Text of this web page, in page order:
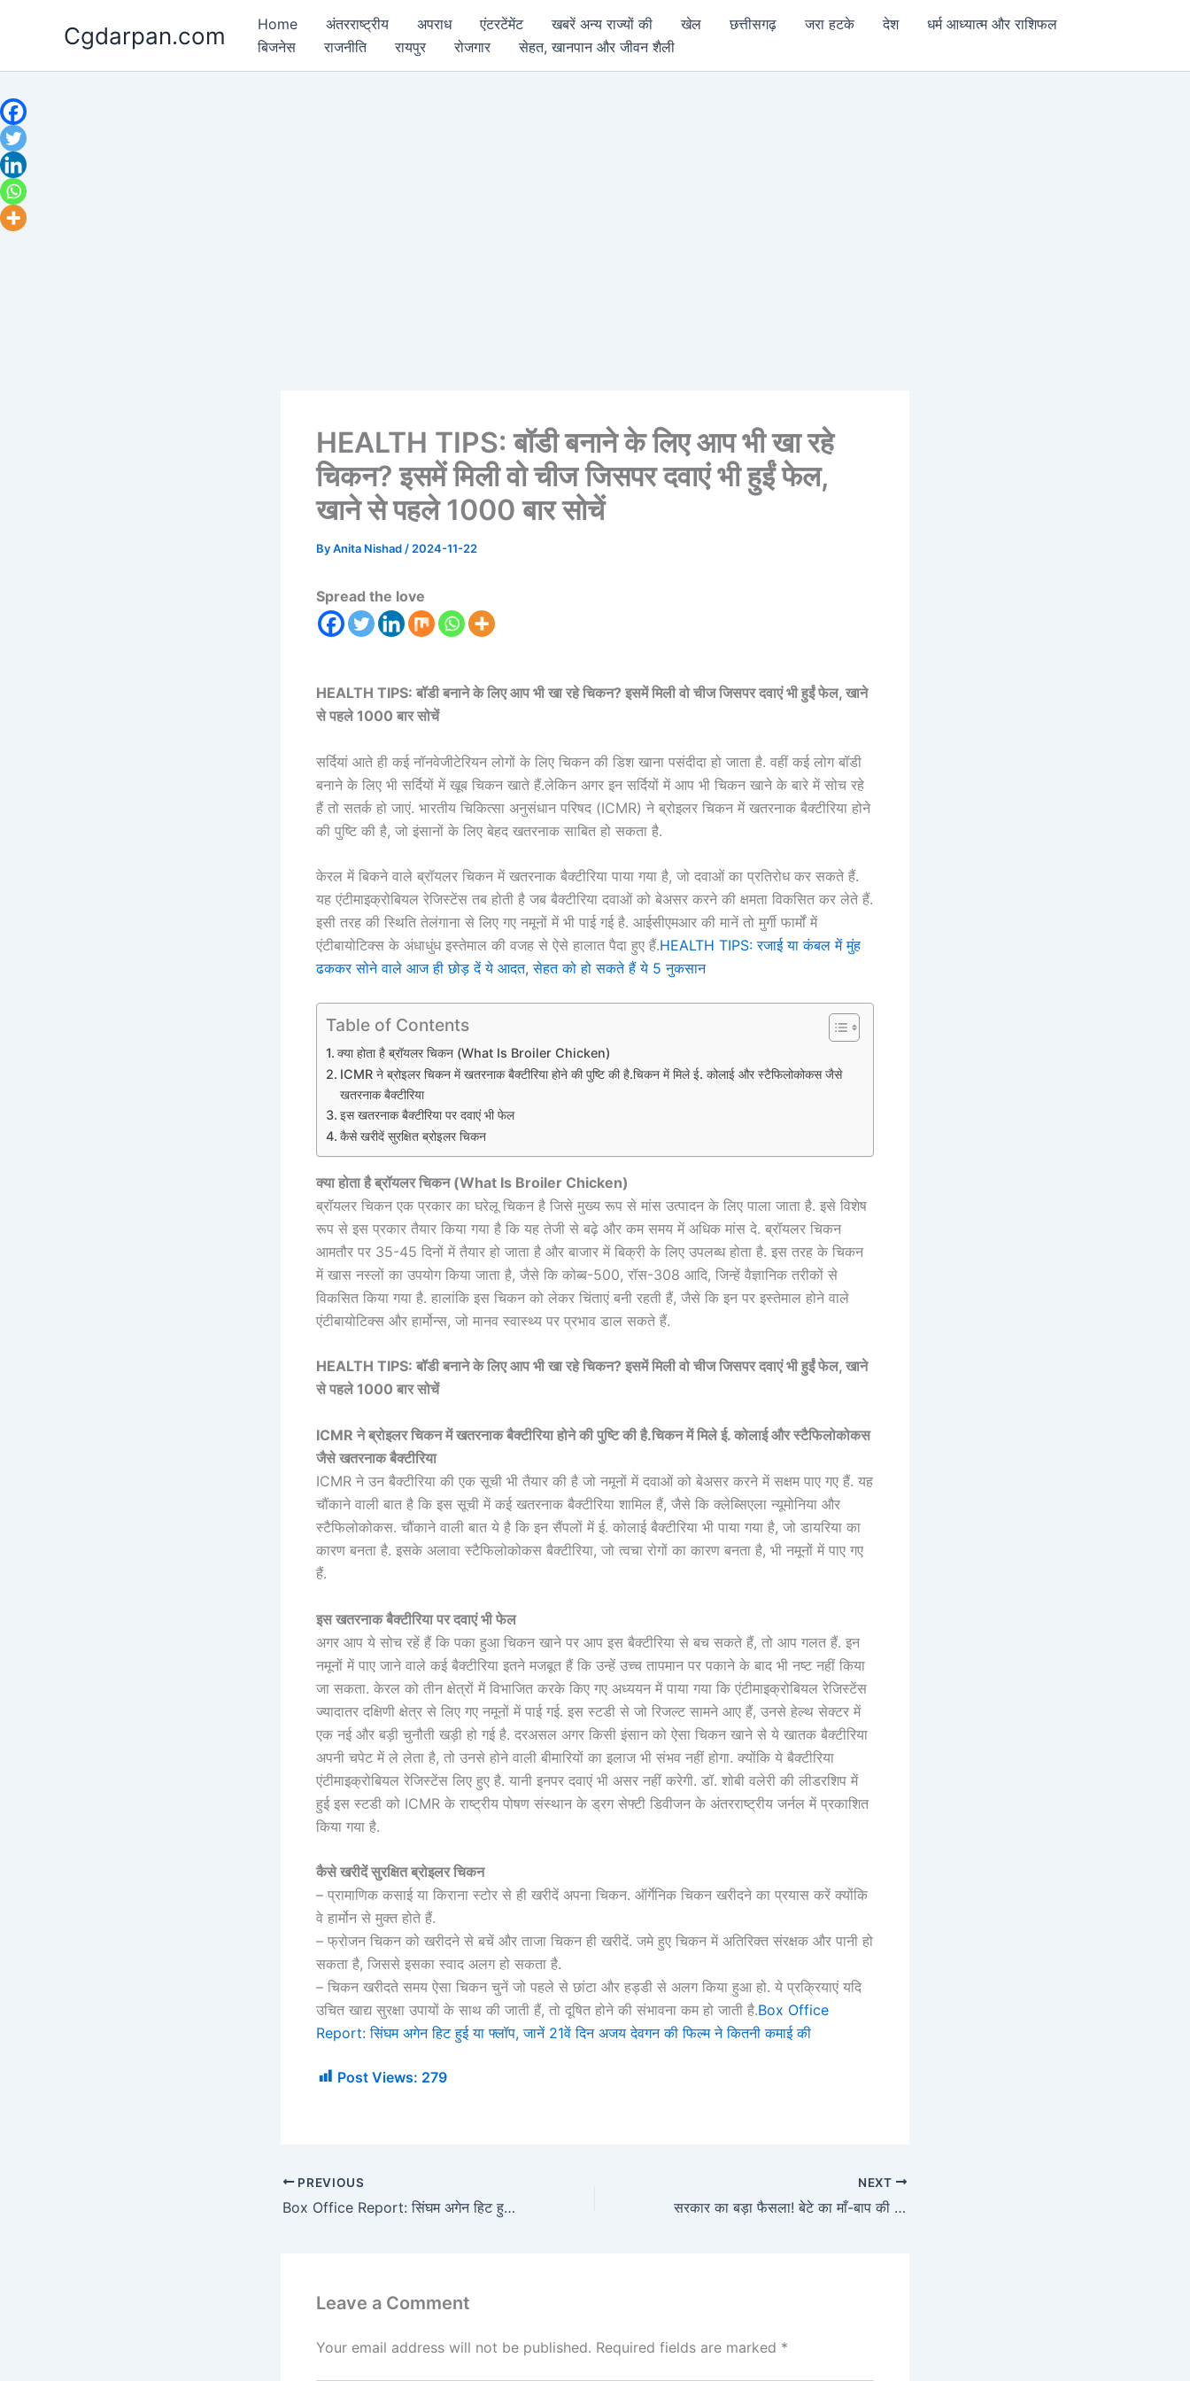
Cgdarpan.com Home अंतरराष्ट्रीय अपराध एंटरटेंमेंट खबरें अन्य राज्यों की खेल छत्तीसगढ़ जरा हटके देश
धर्म आध्यात्म और राशिफल
बिजनेस
राजनीति रायपुर रोजगार सेहत, खानपान और जीवन शैली
HEALTH TIPS: बॉडी बनाने के ल‍िए आप भी खा रहे
च‍िकन? इसमें म‍िली वो चीज ज‍िसपर दवाएं भी हुईं फेल,
खाने से पहले 1000 बार सोचें
ByAnita Nishad / 2024-11-22
Spread the love
HEALTH TIPS: बॉडी बनाने के ल‍िए आप भी खा रहे च‍िकन? इसमें म‍िली वो चीज ज‍िसपर दवाएं भी हुईं फेल, खाने
से पहले 1000 बार सोचें
सर्द‍ियां आते ही कई नॉनवेजीटेर‍ियन लोगों के लि‍ए च‍िकन की ड‍िश खाना पसंदीदा हो जाता है. वहीं कई लोग बॉडी
बनाने के लि‍ए भी सर्द‍ियों में खूब च‍िकन खाते हैं.लेकिन अगर इन सर्द‍ियों में आप भी च‍िकन खाने के बारे में सोच रहे
हैं तो सतर्क हो जाएं. भारतीय चिकित्सा अनुसंधान परिषद (ICMR) ने ब्रोइलर च‍िकन में खतरनाक बैक्‍टीरिया होने
की पुष्‍ट‍ि की है, जो इंसानों के लि‍ए बेहद खतरनाक साबित हो सकता है.
केरल में बिकने वाले ब्रॉयलर च‍िकन में खतरनाक बैक्टीरिया पाया गया है, जो दवाओं का प्रतिरोध कर सकते हैं.
यह एंटीमाइक्रोबियल रेजिस्टेंस तब होती है जब बैक्टीरिया दवाओं को बेअसर करने की क्षमता विकसित कर लेते हैं.
इसी तरह की स्थिति तेलंगाना से लिए गए नमूनों में भी पाई गई है. आईसीएमआर की मानें तो मुर्गी फार्मों में
एंटीबायोटिक्स के अंधाधुंध इस्‍तेमाल की वजह से ऐसे हालात पैदा हुए हैं.HEALTH TIPS: रजाई या कंबल में मुंह
ढककर सोने वाले आज ही छोड़ दें ये आदत, सेहत को हो सकते हैं ये 5 नुकसान
Table of Contents
क्‍या होता है ब्रॉयलर च‍िकन (What Is Broiler Chicken)
ICMR ने ब्रोइलर च‍िकन में खतरनाक बैक्‍टीरिया होने की पुष्‍ट‍ि की है.च‍िकन में म‍िले ई. कोलाई और स्टैफिलोकोकस जैसे
खतरनाक बैक्टीरिया
इस खतरनाक बैक्‍टीरिया पर दवाएं भी फेल
कैसे खरीदें सुरक्षित ब्रोइलर चिकन
क्‍या होता है ब्रॉयलर च‍िकन (What Is Broiler Chicken)
ब्रॉयलर चिकन एक प्रकार का घरेलू चिकन है जिसे मुख्य रूप से मांस उत्पादन के लिए पाला जाता है. इसे विशेष
रूप से इस प्रकार तैयार किया गया है कि यह तेजी से बढ़े और कम समय में अधिक मांस दे. ब्रॉयलर चिकन
आमतौर पर 35-45 दिनों में तैयार हो जाता है और बाजार में बिक्री के लिए उपलब्ध होता है. इस तरह के च‍िकन
में खास नस्लों का उपयोग किया जाता है, जैसे कि कोब्ब-500, रॉस-308 आदि, जिन्हें वैज्ञानिक तरीकों से
विकसित किया गया है. हालांकि इस चि‍कन को लेकर चिंताएं बनी रहती हैं, जैसे कि इन पर इस्तेमाल होने वाले
एंटीबायोटिक्स और हार्मोन्स, जो मानव स्वास्थ्य पर प्रभाव डाल सकते हैं.
HEALTH TIPS: बॉडी बनाने के ल‍िए आप भी खा रहे च‍िकन? इसमें म‍िली वो चीज ज‍िसपर दवाएं भी हुईं फेल, खाने
से पहले 1000 बार सोचें
ICMR ने ब्रोइलर च‍िकन में खतरनाक बैक्‍टीरिया होने की पुष्‍ट‍ि की है.च‍िकन में म‍िले ई. कोलाई और स्टैफिलोकोकस
जैसे खतरनाक बैक्टीरिया
ICMR ने उन बैक्टीरिया की एक सूची भी तैयार की है जो नमूनों में दवाओं को बेअसर करने में सक्षम पाए गए हैं. यह
चौंकाने वाली बात है कि इस सूची में कई खतरनाक बैक्टीरिया शामिल हैं, जैसे कि क्लेब्सिएला न्यूमोनिया और
स्टैफिलोकोकस. चौंकाने वाली बात ये है कि इन सैंपलों में ई. कोलाई बैक्टीरिया भी पाया गया है, जो डायरिया का
कारण बनता है. इसके अलावा स्टैफिलोकोकस बैक्टीरिया, जो त्वचा रोगों का कारण बनता है, भी नमूनों में पाए गए
हैं.
इस खतरनाक बैक्‍टीरिया पर दवाएं भी फेल
अगर आप ये सोच रहें हैं कि पका हुआ च‍िकन खाने पर आप इस बैक्‍टीरिया से बच सकते हैं, तो आप गलत हैं. इन
नमूनों में पाए जाने वाले कई बैक्टीरिया इतने मजबूत हैं कि उन्हें उच्च तापमान पर पकाने के बाद भी नष्ट नहीं किया
जा सकता. केरल को तीन क्षेत्रों में विभाजित करके किए गए अध्ययन में पाया गया कि एंटीमाइक्रोबियल रेजिस्टेंस
ज्यादातर दक्षिणी क्षेत्र से लिए गए नमूनों में पाई गई. इस स्‍टडी से जो र‍िजल्‍ट सामने आए हैं, उनसे हेल्‍थ सेक्‍टर में
एक नई और बड़ी चुनौती खड़ी हो गई है. दरअसल अगर क‍िसी इंसान को ऐसा च‍िकन खाने से ये खातक बैक्टीरिया
अपनी चपेट में ले लेता है, तो उनसे होने वाली बीमार‍ियों का इलाज भी संभव नहीं होगा. क्‍योंकि ये बैक्‍टीर‍िया
एंटीमाइक्रोबियल रेजिस्टेंस ल‍िए हुए है. यानी इनपर दवाएं भी असर नहीं करेगी. डॉ. शोबी वलेरी की लीडरश‍िप में
हुई इस स्‍टडी को ICMR के राष्ट्रीय पोषण संस्थान के ड्रग सेफ्टी डिवीजन के अंतरराष्ट्रीय जर्नल में प्रकाशित
क‍िया गया है.
कैसे खरीदें सुरक्षित ब्रोइलर चिकन
– प्रामाणिक कसाई या किराना स्टोर से ही खरीदें अपना च‍िकन. ऑर्गेन‍िक चिकन खरीदने का प्रयास करें क्योंकि
वे हार्मोन से मुक्त होते हैं.
– फ्रोजन च‍िकन को खरीदने से बचें और ताजा चिकन ही खरीदें. जमे हुए चिकन में अतिरिक्त संरक्षक और पानी हो
सकता है, जिससे इसका स्वाद अलग हो सकता है.
– चिकन खरीदते समय ऐसा चिकन चुनें जो पहले से छांटा और हड्डी से अलग किया हुआ हो. ये प्रक्रियाएं यदि
उचित खाद्य सुरक्षा उपायों के साथ की जाती हैं, तो दूषित होने की संभावना कम हो जाती है.Box Office
Report: सिंघम अगेन हिट हुई या फ्लॉप, जानें 21वें दिन अजय देवगन की फिल्म ने कितनी कमाई की
Post Views: 279
PREVIOUS
Box Office Report: सिंघम अगेन हिट हुई या फ्लॉप, जानें 21वें दिन अजय देवगन की फिल्म ने कितनी कमाई की
NEXT
सरकार का बड़ा फैसला! बेटे का माँ-बाप की संपत्ति पर तब तक नहीं होगा हक, जानें नई शर्तें Property Rights New Conditions 2024. .
Leave a Comment
Your email address will not be published. Required fields are marked *